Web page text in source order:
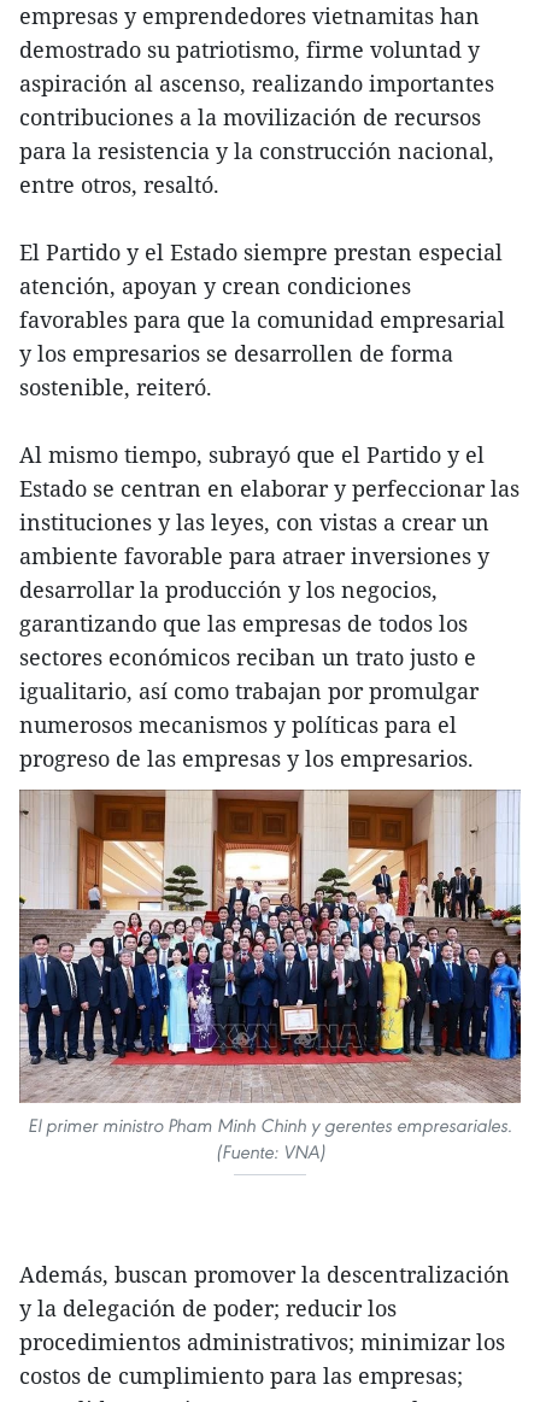
empresas y emprendedores vietnamitas han
demostrado su patriotismo, firme voluntad y
aspiración al ascenso, realizando importantes
contribuciones a la movilización de recursos
para la resistencia y la construcción nacional,
entre otros, resaltó.
El Partido y el Estado siempre prestan especial
atención, apoyan y crean condiciones
favorables para que la comunidad empresarial
y los empresarios se desarrollen de forma
sostenible, reiteró.
Al mismo tiempo, subrayó que el Partido y el
Estado se centran en elaborar y perfeccionar las
instituciones y las leyes, con vistas a crear un
ambiente favorable para atraer inversiones y
desarrollar la producción y los negocios,
garantizando que las empresas de todos los
sectores económicos reciban un trato justo e
igualitario, así como trabajan por promulgar
numerosos mecanismos y políticas para el
progreso de las empresas y los empresarios.
El primer ministro Pham Minh Chinh y gerentes empresariales.
(Fuente: VNA)
Además, buscan promover la descentralización
y la delegación de poder; reducir los
procedimientos administrativos; minimizar los
costos de cumplimiento para las empresas;